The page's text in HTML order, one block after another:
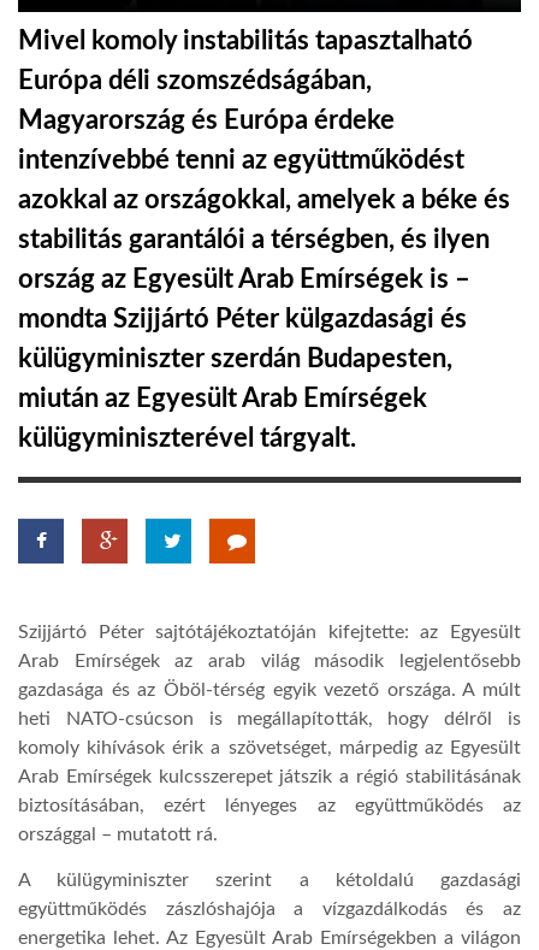
LINKTR.EE
GLOBOZSARU
DOBRAVERO.HU
LATIMO.HU
GLOBOBOOK
Mivel komoly instabilitás tapasztalható
Európa déli szomszédságában,
Magyarország és Európa érdeke
intenzívebbé tenni az együttműködést
azokkal az országokkal, amelyek a béke és
stabilitás garantálói a térségben, és ilyen
ország az Egyesült Arab Emírségek is –
mondta Szijjártó Péter külgazdasági és
külügyminiszter szerdán Budapesten,
miután az Egyesült Arab Emírségek
külügyminiszterével tárgyalt.
Szijjártó Péter sajtótájékoztatóján kifejtette: az Egyesült
Arab Emírségek az arab világ második legjelentősebb
gazdasága és az Öböl-térség egyik vezető országa. A múlt
heti NATO-csúcson is megállapították, hogy délről is
komoly kihívások érik a szövetséget, márpedig az Egyesült
Arab Emírségek kulcsszerepet játszik a régió stabilitásának
biztosításában, ezért lényeges az együttműködés az
országgal – mutatott rá.
A külügyminiszter szerint a kétoldalú gazdasági
együttműködés zászlóshajója a vízgazdálkodás és az
energetika lehet. Az Egyesült Arab Emírségekben a világon